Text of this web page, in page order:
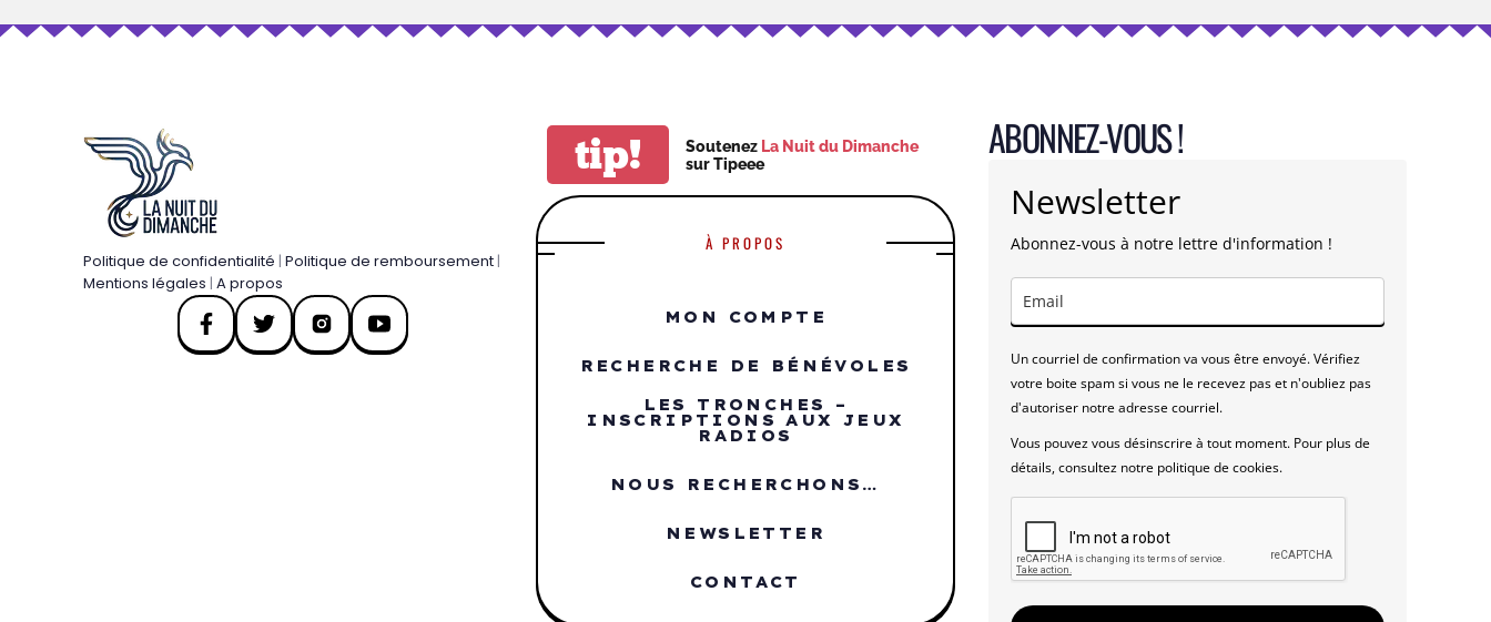
Politique de confidentialité | Politique de remboursement|
Mentions légales | A propos
tip! Soutenez La Nuit du Dimanche
sur Tipeee
À PROPOS
MON COMPTE
RECHERCHE DE BÉNÉVOLES
LES TRONCHES –
INSCRIPTIONS AUX JEUX
RADIOS
NOUS RECHERCHONS…
NEWSLETTER
CONTACT
ABONNEZ-VOUS !
Newsletter
Abonnez-vous à notre lettre d'information !
Un courriel de confirmation va vous être envoyé. Vérifiez
votre boite spam si vous ne le recevez pas et n'oubliez pas
d'autoriser notre adresse courriel.
Vous pouvez vous désinscrire à tout moment. Pour plus de
détails, consultez notre politique de cookies.